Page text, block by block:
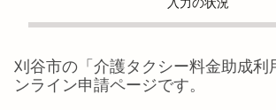
入力の状況
刈谷市の「 介護タクシー料金助成利
ンライン申請ページです。